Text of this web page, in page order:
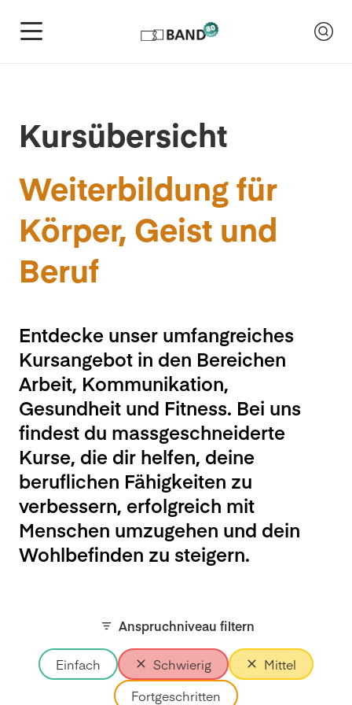
Kursübersicht
Weiterbildung für
Körper, Geist und
Beruf
Entdecke unser umfangreiches
Kursangebot in den Bereichen
Arbeit, Kommunikation,
Gesundheit und Fitness. Bei uns
findest du massgeschneiderte
Kurse, die dir helfen, deine
beruflichen Fähigkeiten zu
verbessern, erfolgreich mit
Menschen umzugehen und dein
Wohlbefinden zu steigern.
Anspruchniveau filtern
Einfach Schwierig
Mittel
Fortgeschritten